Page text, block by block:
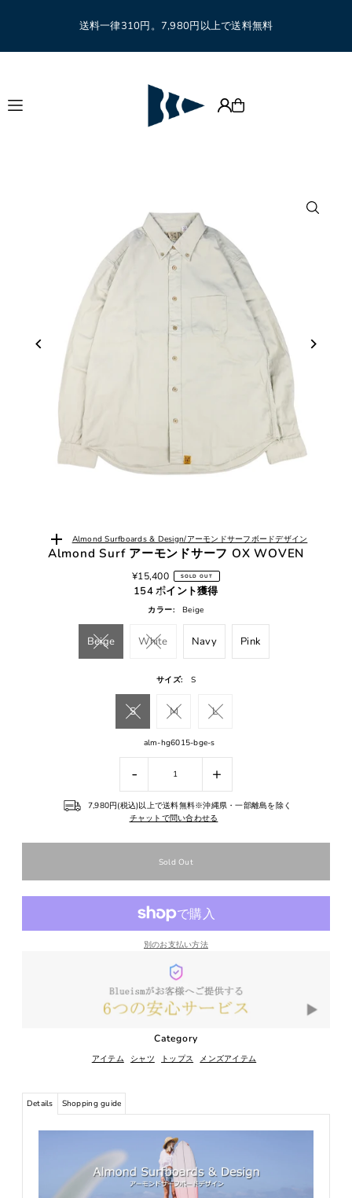
Translation missing: ja.accessibility.skip_to_text
送料一律310円。7,980円以上で送料無料
Almond Surfboards & Design/アーモンドサーフボードデザイン
Almond Surf アーモンドサーフ OX WOVEN
¥15,400 SOLD OUT
154 ポイント獲得
カラー: Beige
Beige White Navy Pink
サイズ: S
S M L
alm-hg6015-bge-s
- +
7,980円(税込)以上で送料無料※沖縄県・一部離島を除く
チャットで問い合わせる
別のお支払い方法
Category
アイテム シャツ トップス メンズアイテム
Details Shopping guide